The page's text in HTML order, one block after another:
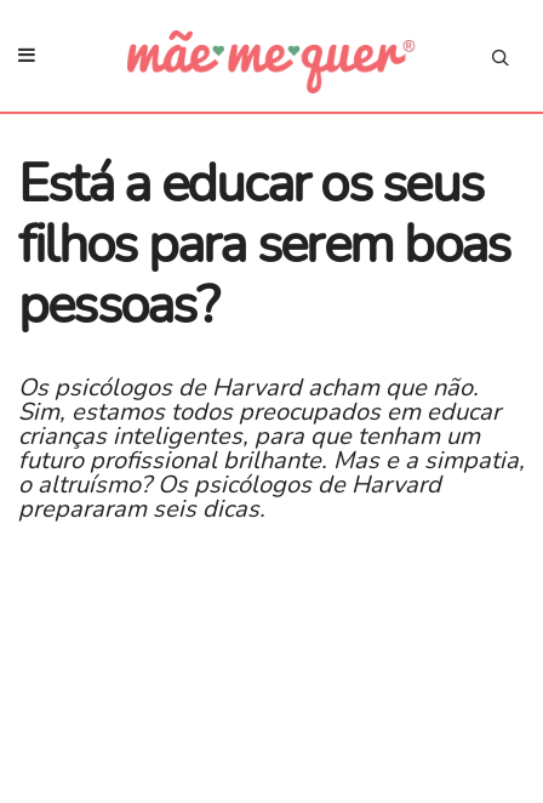
​Está a educar os seus
filhos para serem boas
pessoas?
Os psicólogos de Harvard acham que não.
Sim, estamos todos preocupados em educar
crianças inteligentes, para que tenham um
futuro profissional brilhante. Mas e a simpatia,
o altruísmo? Os psicólogos de Harvard
prepararam seis dicas.